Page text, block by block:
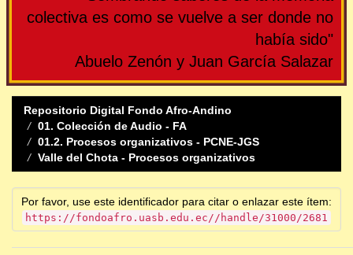
colectiva es como se vuelve a ser donde no
había sido"
Abuelo Zenón y Juan García Salazar
Repositorio Digital Fondo Afro-Andino
01. Colección de Audio - FA
01.2. Procesos organizativos - PCNE-JGS
Valle del Chota - Procesos organizativos
Por favor, use este identificador para citar o enlazar este ítem:
https://fondoafro.uasb.edu.ec//handle/31000/2681